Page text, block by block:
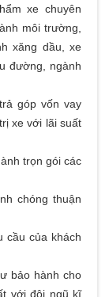
xe chuyên
môi trường,
xăng dầu, xe
đường, ngành
gópvốn vay
xe với lãi suất
trọn gói các
chóng thuận
cầu của khách
bảo hành cho
với đội ngũ kĩ